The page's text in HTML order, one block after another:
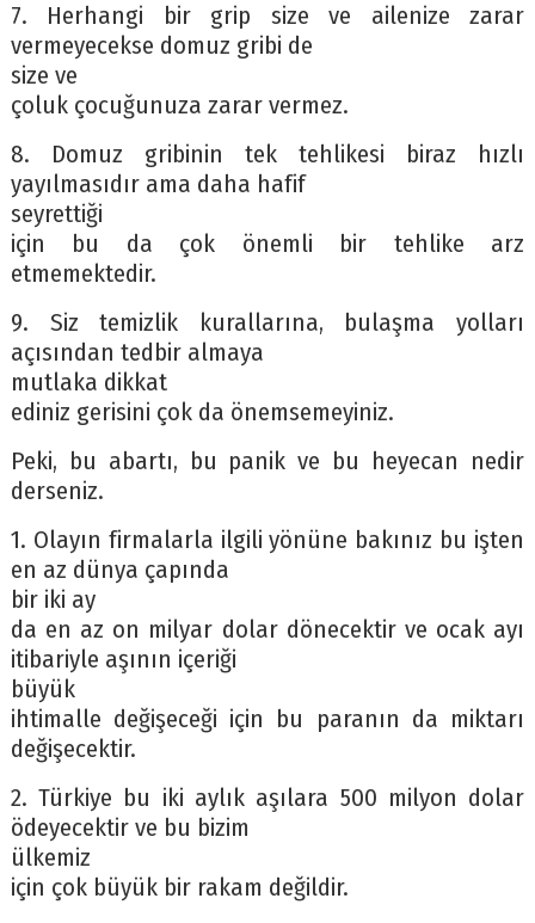
7. Herhangi bir grip size ve ailenize zarar
vermeyecekse domuz gribi de
size ve
çoluk çocuğunuza zarar vermez.
8. Domuz gribinin tek tehlikesi biraz hızlı
yayılmasıdır ama daha hafif
seyrettiği
için bu da çok önemli bir tehlike arz
etmemektedir.
9. Siz temizlik kurallarına, bulaşma yolları
açısından tedbir almaya
mutlaka dikkat
ediniz gerisini çok da önemsemeyiniz.
Peki, bu abartı, bu panik ve bu heyecan nedir
derseniz.
1. Olayın firmalarla ilgili yönüne bakınız bu işten
en az dünya çapında
bir iki ay
da en az on milyar dolar dönecektir ve ocak ayı
itibariyle aşının içeriği
büyük
ihtimalle değişeceği için bu paranın da miktarı
değişecektir.
2. Türkiye bu iki aylık aşılara 500 milyon dolar
ödeyecektir ve bu bizim
ülkemiz
için çok büyük bir rakam değildir.